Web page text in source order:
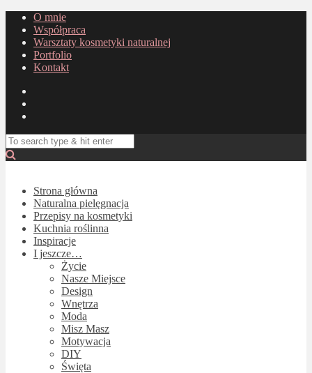
O mnie
Współpraca
Warsztaty kosmetyki naturalnej
Portfolio
Kontakt
Strona główna
Naturalna pielęgnacja
Przepisy na kosmetyki
Kuchnia roślinna
Inspiracje
I jeszcze…
Życie
Nasze Miejsce
Design
Wnętrza
Moda
Misz Masz
Motywacja
DIY
Święta